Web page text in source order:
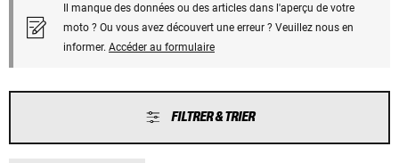
Il manque des données ou des articles dans l'aperçu de votre
moto ? Ou vous avez découvert une erreur ? Veuillez nous en
informer. Accéder au formulaire
FILTRER & TRIER